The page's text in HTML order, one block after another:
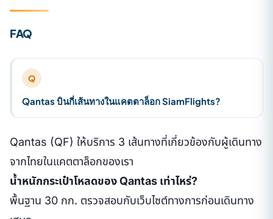
FAQ
Q
Qantas บินกี่เส้นทางในแคตตาล็อก SiamFlights?
Qantas (QF) ให้บริการ 3 เส้นทางที่เกี่ยวข้องกับผู้เดินทาง
จากไทยในแคตตาล็อกของเรา
น้ำหนักกระเป๋าโหลดของ Qantas เท่าไหร่?
พื้นฐาน 30 กก. ตรวจสอบกับเว็บไซต์ทางการก่อนเดินทาง